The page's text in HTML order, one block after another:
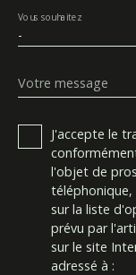
-
Vous souhaitez
Votre message
J'accepte le
l'objet de
sur la liste
prévu par
sur le site
adressé à :